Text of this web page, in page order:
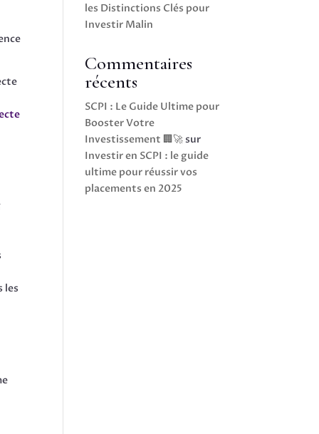
les
les Distinctions Clés pour
Investir Malin
Commentaires
récents
SCPI : Le Guide Ultime pour
Booster Votre
Investissement 🏢🚀sur
Investir en SCPI : le guide
ultime pour réussir vos
placements en 2025